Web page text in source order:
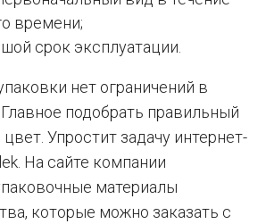
времени;
срок эксплуатации.
нет ограничений в
подобрать правильный
Упростит задачу интернет-
На сайте компании
материалы
которые можно заказать с